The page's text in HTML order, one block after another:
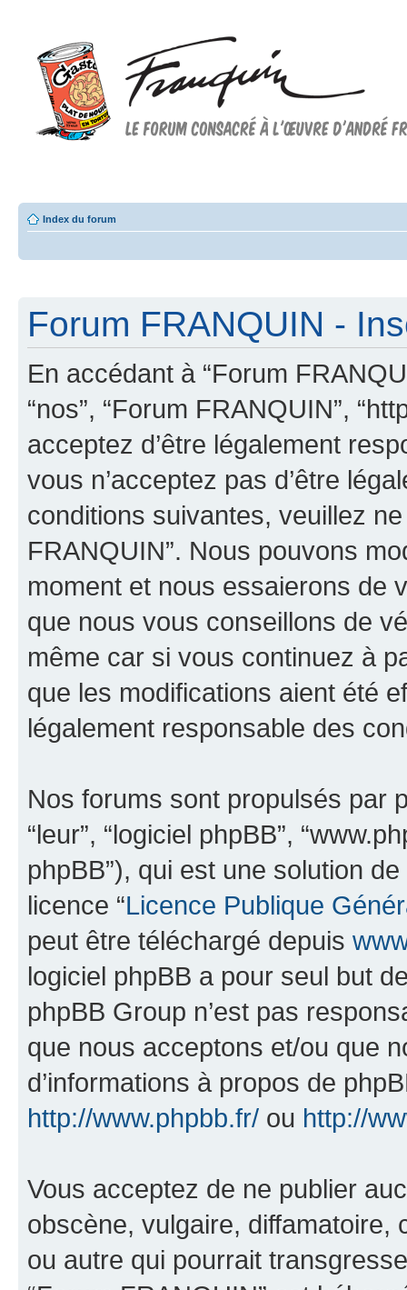
Index du forum
Forum FRANQUIN -
En accédant à “Forum
“nos”, “Forum FRANQUIN”,
acceptez d’être légalement
vous n’acceptez pas d’être
conditions suivantes, veuillez
FRANQUIN”. Nous pouvons
moment et nous essaierons de
que nous vous conseillons de
même car si vous continuez à
que les modifications aient été
légalement responsable des
Nos forums sont propulsés par
“leur”, “logiciel phpBB”,
phpBB”), qui est une solution
licence “Licence Publique
peut être téléchargé depuis
logiciel phpBB a pour seul but
phpBB Group n’est pas
que nous acceptons et/ou que
d’informations à propos de
http://www.phpbb.fr/ ou http://
Vous acceptez de ne publier
obscène, vulgaire, diffamatoire,
ou autre qui pourrait